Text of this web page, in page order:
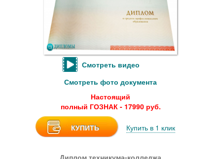
Смотреть видео
Смотреть фото документа
Настоящий
полный ГОЗНАК - 17990 руб.
КУПИТЬ Купить в 1 клик